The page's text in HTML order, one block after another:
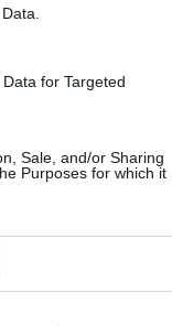
for Targeted
Sale, and/or Sharing
Purposes for which it
Ελληνική
του Ευκλείδη,